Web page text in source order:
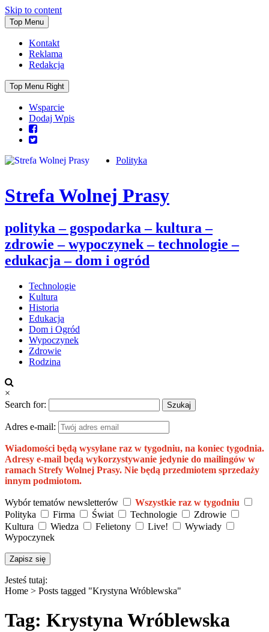
Skip to content
Top Menu
Kontakt
Reklama
Redakcja
Top Menu Right
Wsparcie
Dodaj Wpis
Strefa Wolnej Prasy
polityka – gospodarka – kultura –
zdrowie – wypoczynek – technologie –
edukacja – dom i ogród
Polityka
Technologie
Kultura
Historia
Edukacja
Dom i Ogród
Wypoczynek
Zdrowie
Rodzina
×
Search for:
Adres e-mail:
Wiadomości będą wysyłane raz w tygodniu, na koniec tygodnia.
Adresy e-mail będą wykorzystywanie jedynie do mailingów w
ramach Strefy Wolnej Prasy. Nie będą przedmiotem sprzedaży
innym podmiotom.
Wybór tematów newsletterów
Wszystkie raz w tygodniu
Polityka
Firma Świat Technologie
Zdrowie
Kultura
Wiedza Felietony Live!
Wywiady
Wypoczynek
Jesteś tutaj:
Home > Posts tagged "Krystyna Wróblewska"
Tag: Krystyna Wróblewska